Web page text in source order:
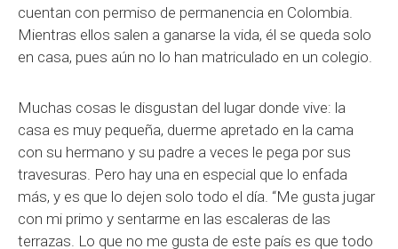
cuentan con permiso de permanencia en Colombia.
Mientras ellos salen a ganarse la vida, él se queda solo
en casa, pues aún no lo han matriculado en un colegio.
Muchas cosas le disgustan del lugar donde vive: la
casa es muy pequeña, duerme apretado en la cama
con su hermano y su padre a veces le pega por sus
travesuras. Pero hay una en especial que lo enfada
más, y es que lo dejen solo todo el día. “Me gusta jugar
con mi primo y sentarme en las escaleras de las
terrazas. Lo que no me gusta de este país es que todo